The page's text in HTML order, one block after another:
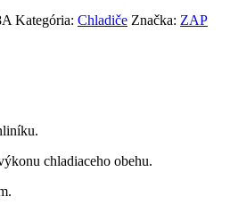
Kategória: Chladiče Značka: ZAP
chladiaceho obehu.